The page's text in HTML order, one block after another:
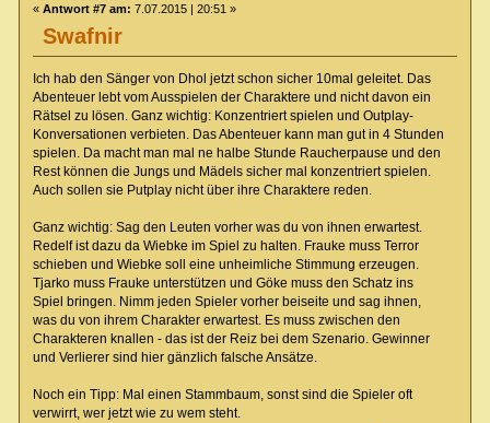
Swafnir
« Antwort #7 am: 7.07.2015 | 20:51 »
Ich hab den Sänger von Dhol jetzt schon sicher 10mal geleitet. Das
Abenteuer lebt vom Ausspielen der Charaktere und nicht davon ein
Rätsel zu lösen. Ganz wichtig: Konzentriert spielen und Outplay-
Konversationen verbieten. Das Abenteuer kann man gut in 4 Stunden
spielen. Da macht man mal ne halbe Stunde Raucherpause und den
Rest können die Jungs und Mädels sicher mal konzentriert spielen.
Auch sollen sie Putplay nicht über ihre Charaktere reden.
Ganz wichtig: Sag den Leuten vorher was du von ihnen erwartest.
Redelf ist dazu da Wiebke im Spiel zu halten. Frauke muss Terror
schieben und Wiebke soll eine unheimliche Stimmung erzeugen.
Tjarko muss Frauke unterstützen und Göke muss den Schatz ins
Spiel bringen. Nimm jeden Spieler vorher beiseite und sag ihnen,
was du von ihrem Charakter erwartest. Es muss zwischen den
Charakteren knallen - das ist der Reiz bei dem Szenario. Gewinner
und Verlierer sind hier gänzlich falsche Ansätze.
Noch ein Tipp: Mal einen Stammbaum, sonst sind die Spieler oft
verwirrt, wer jetzt wie zu wem steht.